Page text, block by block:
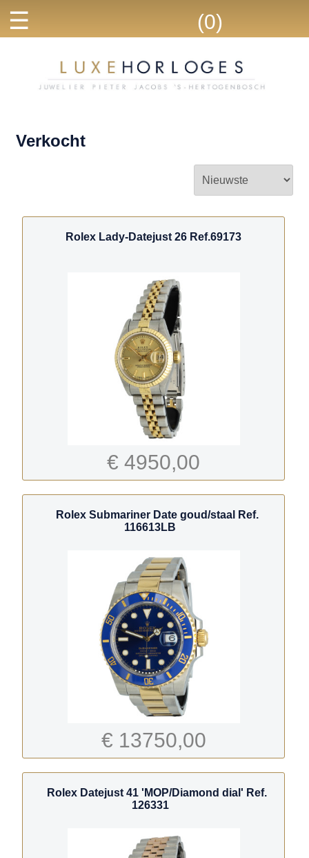
☰ (0)
Verkocht
Rolex Lady-Datejust 26 Ref.69173
€ 4950,00
Rolex Submariner Date goud/staal Ref.
116613LB
€ 13750,00
Rolex Datejust 41 'MOP/Diamond dial' Ref.
126331